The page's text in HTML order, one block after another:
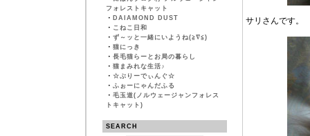
フォレストキャット
・ DAIAMOND DUST
・ こねこ日和
・ ず～ッと一緒にいようね(≧∇≦)
・ 猫にっき
・ 長毛猫らーとお局の暮らし
・ 猫まみれな生活♪
・ ☆ぶりーでぃんぐ☆
・ ふぉーにゃんだふる
・ 毛玉道(ノルウェージャンフォレス
トキャット)
SEARCH
サリさんです。